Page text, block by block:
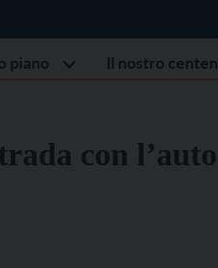
piano Il nostro
con